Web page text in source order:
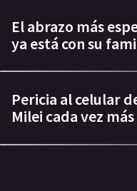
El abrazo más
ya está con su
Pericia al celular
Milei cada vez